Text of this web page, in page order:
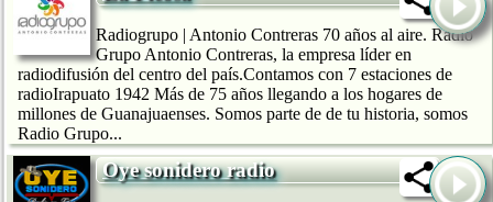
Radiogrupo | Antonio Contreras 70 años al aire. Radio
Grupo Antonio Contreras, la empresa líder en
radiodifusión del centro del país.Contamos con 7 estaciones de
radioIrapuato 1942 Más de 75 años llegando a los hogares de
millones de Guanajuaenses. Somos parte de de tu historia, somos
Radio Grupo...
Oye sonidero radio